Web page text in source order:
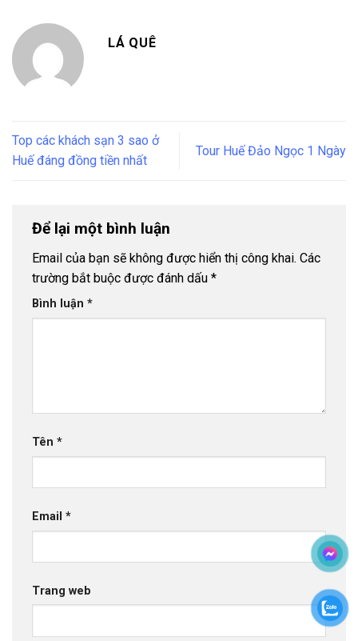
LÁ QUÊ
Top các khách sạn 3 sao ở
Huế đáng đồng tiền nhất
Tour Huế Đảo Ngọc 1 Ngày
Để lại một bình luận
Email của bạn sẽ không được hiển thị công khai. Các
trường bắt buộc được đánh dấu *
Bình luận *
Tên *
Email *
Trang web